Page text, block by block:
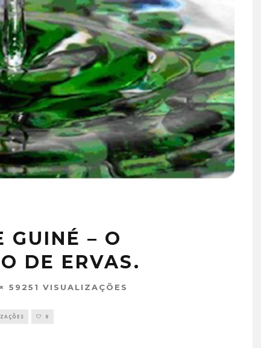
GUINÉ – O
DE ERVAS.
59251 VISUALIZAÇÕES
9